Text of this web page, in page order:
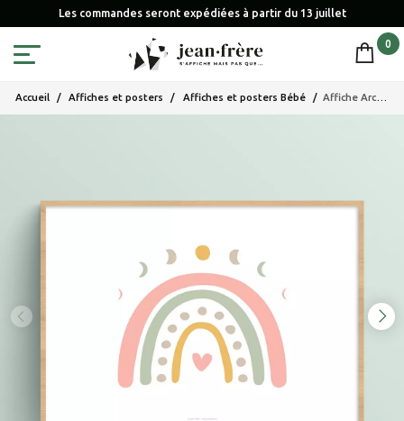
Les commandes seront expédiées à partir du 13 juillet
0
Accueil Affiches et posters Affiches et posters Bébé Affiche Arc-en-ciel de naissance et petites lunes pour votre bébé